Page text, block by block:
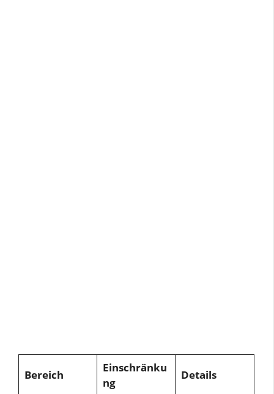
Bereich
Einschränku
ng
Details